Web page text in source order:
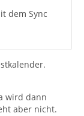
dem Sync
wird dann
aber nicht.